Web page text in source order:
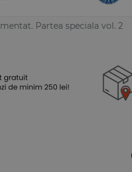
Partea speciala vol. 2